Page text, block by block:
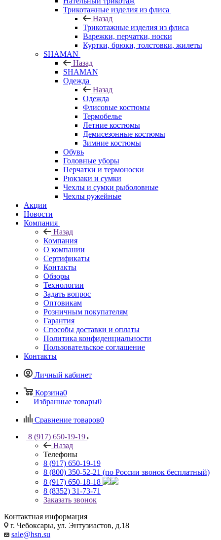
Трикотажные изделия из флиса
Назад
Трикотажные изделия из флиса
Варежки, перчатки, носки
Куртки, брюки, толстовки, жилеты
SHAMAN
Назад
SHAMAN
Одежда
Назад
Одежда
Флисовые костюмы
Термобелье
Летние костюмы
Демисезонные костюмы
Зимние костюмы
Обувь
Головные уборы
Перчатки и термоноски
Рюкзаки и сумки
Чехлы и сумки рыболовные
Чехлы ружейные
Акции
Новости
Компания
Назад
Компания
О компании
Сертификаты
Контакты
Обзоры
Технологии
Задать вопрос
Оптовикам
Розничным покупателям
Гарантия
Способы доставки и оплаты
Политика конфиденциальности
Пользовательское соглашение
Контакты
Личный кабинет
Корзина0
Избранные товары0
Сравнение товаров0
8 (917) 650-19-19
Назад
Телефоны
8 (917) 650-19-19
8 (800) 350-52-21 (по России звонок бесплатный)
8 (917) 650-18-18
8 (8352) 31-73-71
Заказать звонок
Контактная информация
г. Чебоксары, ул. Энтузиастов, д.18
sale@hsn.su